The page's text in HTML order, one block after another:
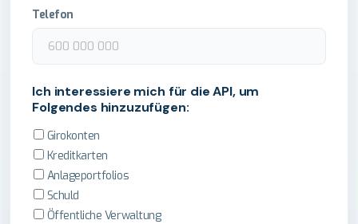
Telefon
Ich interessiere mich für die API, um
Folgendes hinzuzufügen:
Girokonten
Kreditkarten
Anlageportfolios
Schuld
Öffentliche Verwaltung